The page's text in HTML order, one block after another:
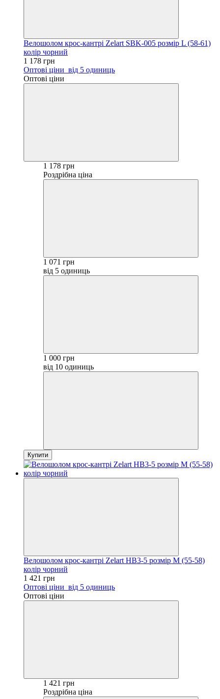
Велошолом крос-кантрі Zelart SBK-005 розмір L (58-61)
колір чорний
1 178 грн
Оптові ціни від 5 одиниць
Оптові ціни
1 178 грн
Роздрібна ціна
1 071 грн
від 5 одиниць
1 000 грн
від 10 одиниць
Купити
Велошолом крос-кантрі Zelart HB3-5 розмір M (55-58)
колір чорний
1 421 грн
Оптові ціни від 5 одиниць
Оптові ціни
1 421 грн
Роздрібна ціна